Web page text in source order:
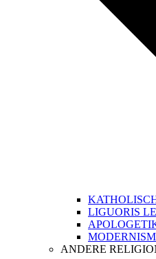
LIGUORIS
ANDERE